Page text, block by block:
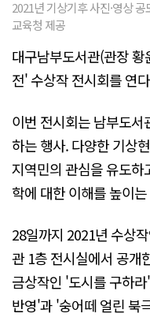
2021년 기상기후 사진·영상
교육청 제공
대구남부도서관(관장
전' 수상작 전시회를 연
이번 전시회는 남부도
하는 행사. 다양한 기상
지역민의 관심을 유도
학에 대한 이해를 높이
28일까지 2021년 수상
관 1층 전시실에서 공개
금상작인 '도시를 구하
반영'과 '숭어떼 얼린 북